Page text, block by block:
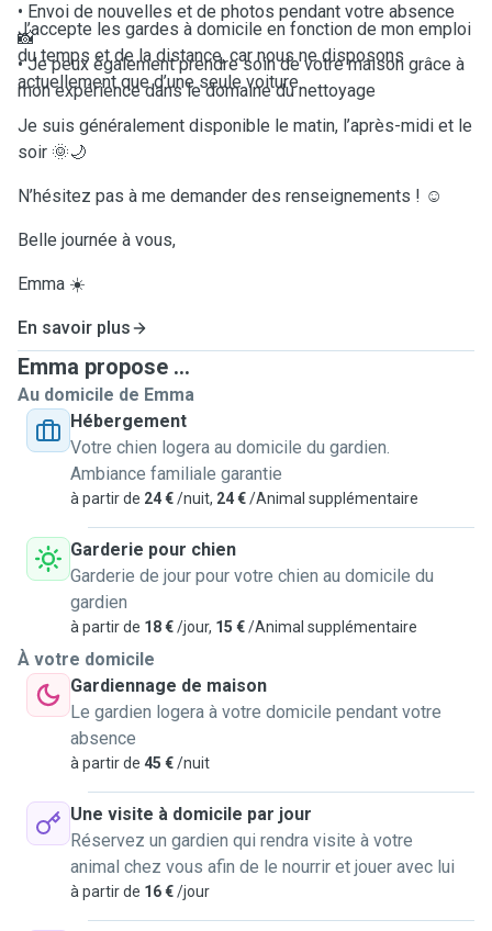
• Envoi de nouvelles et de photos pendant votre absence
📸
• Je peux également prendre soin de votre maison grâce à
mon expérience dans le domaine du nettoyage
J’accepte les gardes à domicile en fonction de mon emploi
du temps et de la distance, car nous ne disposons
actuellement que d’une seule voiture.
Je suis généralement disponible le matin, l’après-midi et le
soir 🌞🌙
N’hésitez pas à me demander des renseignements ! ☺️
Belle journée à vous,
Emma ☀️
En savoir plus
Emma propose ...
Au domicile de Emma
Hébergement
Votre chien logera au domicile du gardien.
Ambiance familiale garantie
à partir de 24 €/nuit, 24 €/Animal supplémentaire
Garderie pour chien
Garderie de jour pour votre chien au domicile du
gardien
à partir de 18 €/jour, 15 €/Animal supplémentaire
À votre domicile
Gardiennage de maison
Le gardien logera à votre domicile pendant votre
absence
à partir de 45 €/nuit
Une visite à domicile par jour
Réservez un gardien qui rendra visite à votre
animal chez vous afin de le nourrir et jouer avec lui
à partir de 16 €/jour